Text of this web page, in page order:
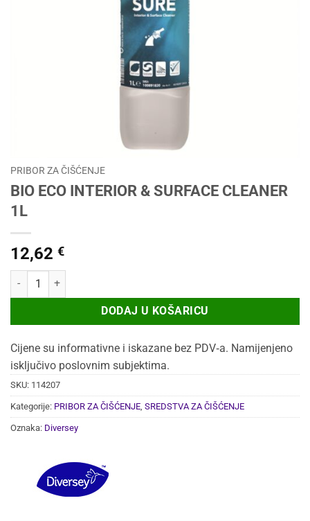
PRIBOR ZA ČIŠĆENJE
BIO ECO INTERIOR & SURFACE CLEANER
1L
12,62 €
BIO ECO INTERIOR & SURFACE CLEANER 1L količina
DODAJ U KOŠARICU
Cijene su informativne i iskazane bez PDV‑a. Namijenjeno
isključivo poslovnim subjektima.
SKU: 114207
Kategorije: PRIBOR ZA ČIŠĆENJE SREDSTVA ZA ČIŠĆENJE
Oznaka: Diversey